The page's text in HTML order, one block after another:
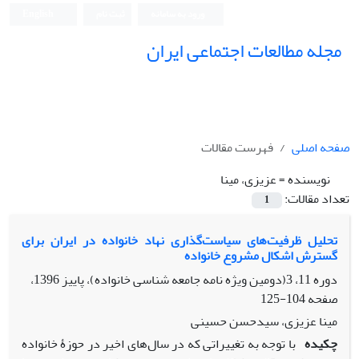
مجله مطالعات اجتماعی ایران
صفحه اصلی
فهرست مقالات
نویسنده =عزیزی، مینا
تعداد مقالات:
1
تحلیل ظرفیت‌های سیاست‌گذاری نهاد خانواده در ایران برای
گسترش اشکال مشروع خانواده
دوره 11، 3(دومین ویژه نامه جامعه شناسی خانواده)، پاییز 1396،
صفحه104-125
مینا عزیزی، سیدحسن حسینی
چکیده با توجه به تغییراتی که در سال‌های اخیر در حوزۀ خانواده